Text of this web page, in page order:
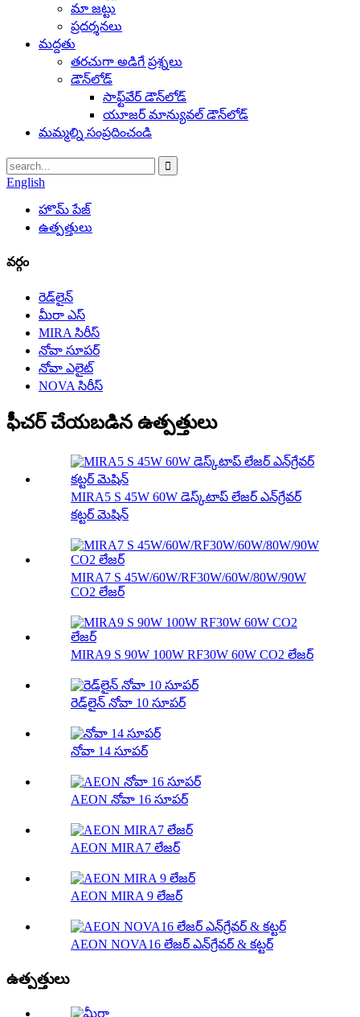
మా జట్టు
ప్రదర్శనలు
మద్దతు
తరచుగా అడిగే ప్రశ్నలు
డౌన్‌లోడ్
సాఫ్ట్‌వేర్ డౌన్‌లోడ్
యూజర్ మాన్యువల్ డౌన్‌లోడ్
మమ్మల్ని సంప్రదించండి
English
హొమ్ పేజ్
ఉత్పత్తులు
వర్గం
రెడ్‌లైన్
మీరా ఎస్
MIRA సిరీస్
నోవా సూపర్
నోవా ఎలైట్
NOVA సిరీస్
ఫీచర్ చేయబడిన ఉత్పత్తులు
MIRA5 S 45W 60W డెస్క్‌టాప్ లేజర్ ఎన్‌గ్రేవర్
కట్టర్ మెషిన్
MIRA7 S 45W/60W/RF30W/60W/80W/90W
CO2 లేజర్
MIRA9 S 90W 100W RF30W 60W CO2 లేజర్
రెడ్‌లైన్ నోవా 10 సూపర్
నోవా 14 సూపర్
AEON నోవా 16 సూపర్
AEON MIRA7 లేజర్
AEON MIRA 9 లేజర్
AEON NOVA16 లేజర్ ఎన్‌గ్రేవర్ & కట్టర్
ఉత్పత్తులు